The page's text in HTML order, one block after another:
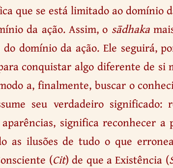
que se está limitado ao domínio
da ação. Assim, o sādhaka
domínio da ação. Ele seguirá,
conquistar algo diferente de si
a, finalmente, buscar o
seu verdadeiro significado:
significa reconhecer a
as ilusões de tudo o que
(Cit) de que a Existência (